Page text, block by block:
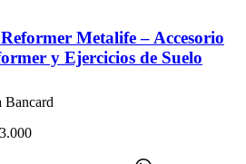
Metalife – Accesorio
y Ejercicios de Suelo
Bancard